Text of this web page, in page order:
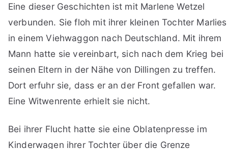
Eine dieser Geschichten ist mit Marlene Wetzel
verbunden. Sie floh mit ihrer kleinen Tochter Marlies
in einem Viehwaggon nach Deutschland. Mit ihrem
Mann hatte sie vereinbart, sich nach dem Krieg bei
seinen Eltern in der Nähe von Dillingen zu treffen.
Dort erfuhr sie, dass er an der Front gefallen war.
Eine Witwenrente erhielt sie nicht.
Bei ihrer Flucht hatte sie eine Oblatenpresse im
Kinderwagen ihrer Tochter über die Grenze